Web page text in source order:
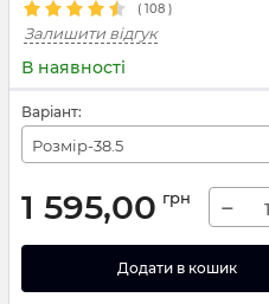
( 108 )
Залишити відгук
В наявності
Варіант:
Розмір-38.5
1 595,00 грн −
Додати в кошик